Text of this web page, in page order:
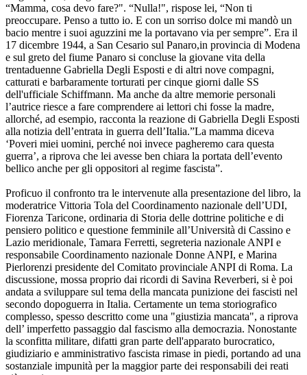
“Mamma, cosa devo fare?". “Nulla!", rispose lei, “Non ti
preoccupare. Penso a tutto io. E con un sorriso dolce mi mandò un
bacio mentre i suoi aguzzini me la portavano via per sempre”. Era il
17 dicembre 1944, a San Cesario sul Panaro,in provincia di Modena
e sul greto del fiume Panaro si concluse la giovane vita della
trentaduenne Gabriella Degli Esposti e di altri nove compagni,
catturati e barbaramente torturati per cinque giorni dalle SS
dell'ufficiale Schiffmann. Ma anche da altre memorie personali
l’autrice riesce a fare comprendere ai lettori chi fosse la madre,
allorché, ad esempio, racconta la reazione di Gabriella Degli Esposti
alla notizia dell’entrata in guerra dell’Italia.”La mamma diceva
‘Poveri miei uomini, perché noi invece pagheremo cara questa
guerra’, a riprova che lei avesse ben chiara la portata dell’evento
bellico anche per gli oppositori al regime fascista”.
Proficuo il confronto tra le intervenute alla presentazione del libro, la
moderatrice Vittoria Tola del Coordinamento nazionale dell’UDI,
Fiorenza Taricone, ordinaria di Storia delle dottrine politiche e di
pensiero politico e questione femminile all’Università di Cassino e
Lazio meridionale, Tamara Ferretti, segreteria nazionale ANPI e
responsabile Coordinamento nazionale Donne ANPI, e Marina
Pierlorenzi presidente del Comitato provinciale ANPI di Roma. La
discussione, mossa proprio dai ricordi di Savina Reverberi, si è poi
andata a sviluppare sul tema della mancata punizione dei fascisti nel
secondo dopoguerra in Italia. Certamente un tema storiografico
complesso, spesso descritto come una "giustizia mancata", a riprova
dell’ imperfetto passaggio dal fascismo alla democrazia. Nonostante
la sconfitta militare, difatti gran parte dell'apparato burocratico,
giudiziario e amministrativo fascista rimase in piedi, portando ad una
sostanziale impunità per la maggior parte dei responsabili dei reati